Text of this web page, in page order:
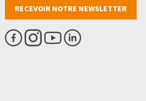
RECEVOIR NOTRE NEWSLETTER